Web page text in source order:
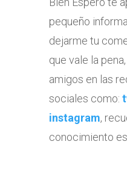
pequeño
dejarme tu
que vale la
amigos en las
sociales como:
instagram,
conocimiento